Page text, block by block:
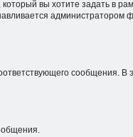
вы хотите задать в
администратором
сообщения. В